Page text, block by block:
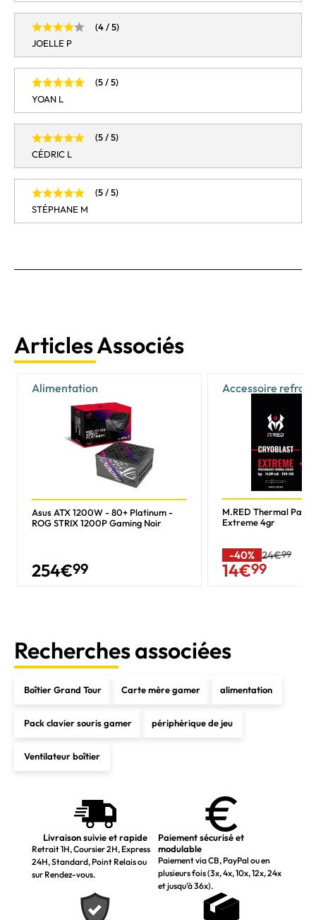
(4 / 5)
JOELLE P
(5 / 5)
YOAN L
(5 / 5)
CÉDRIC L
(5 / 5)
STÉPHANE M
Articles Associés
Alimentation
Asus ATX 1200W - 80+ Platinum -
ROG STRIX 1200P Gaming Noir
254€99
Accessoire
M.RED Thermal Paste
Extreme 4gr
-40% 24€99
14€99
Recherches associées
Boîtier Grand Tour Carte mère gamer alimentation
Pack clavier souris gamer périphérique de jeu
Ventilateur boîtier
Livraison suivie et rapide
Retrait 1H, Coursier 2H, Express
24H, Standard, Point Relais ou
sur Rendez-vous.
Paiement sécurisé et
modulable
Paiement via CB, PayPal ou en
plusieurs fois (3x, 4x, 10x, 12x, 24x
et jusqu’à 36x).